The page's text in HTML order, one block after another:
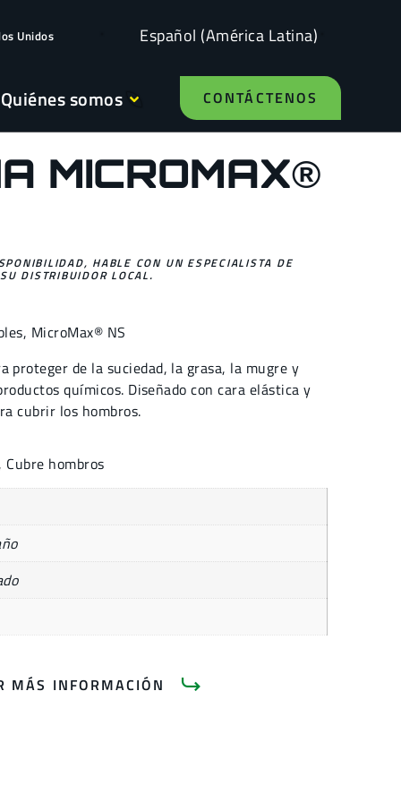
Unidos Español (América Latina)
Quiénes somos CONTÁCTENOS
MICROMAX®
HABLE CON UN ESPECIALISTA DE
DISTRIBUIDOR LOCAL.
, MicroMax® NS
proteger de la suciedad, la grasa, la mugre y
químicos. Diseñado con cara elástica y
cubrir los hombros.
Cubre hombros
MÁS INFORMACIÓN